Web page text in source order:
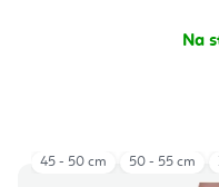
Na
45 - 50 cm 50 - 55 cm